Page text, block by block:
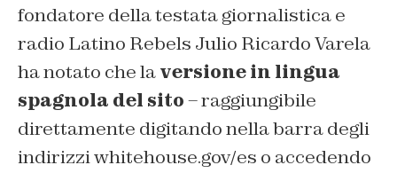
fondatore della testata giornalistica e
radio Latino Rebels Julio Ricardo Varela
ha notato che laversione in lingua
spagnola del sito– raggiungibile
direttamente digitando nella barra degli
indirizzi whitehouse.gov/es o accedendo